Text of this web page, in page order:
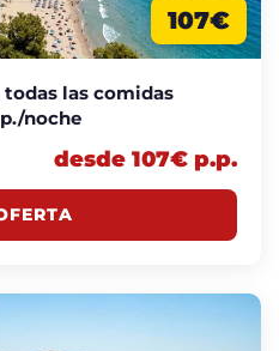
107€
las comidas
noche
desde 107€ p.p.